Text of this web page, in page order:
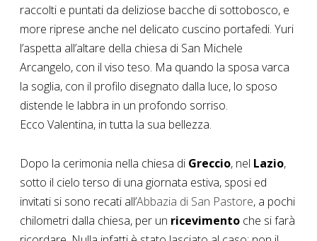
raccolti e puntati da deliziose bacche di sottobosco, e
more riprese anche nel delicato cuscino portafedi. Yuri
l’aspetta all’altare della chiesa di San Michele
Arcangelo, con il viso teso. Ma quando la sposa varca
la soglia, con il profilo disegnato dalla luce, lo sposo
distende le labbra in un profondo sorriso.
Ecco Valentina, in tutta la sua bellezza.
Dopo la cerimonia nella chiesa di Greccio, nel Lazio,
sotto il cielo terso di una giornata estiva, sposi ed
invitati si sono recati all’Abbazia di San Pastore, a pochi
chilometri dalla chiesa, per un ricevimento che si farà